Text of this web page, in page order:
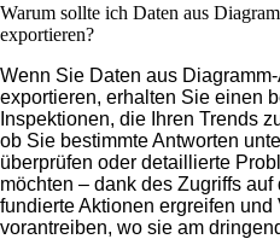
Warum sollte ich Daten aus
exportieren?
Wenn Sie Daten aus
exportieren, erhalten Sie einen
Inspektionen, die Ihren Trends
ob Sie bestimmte Antworten
überprüfen oder detaillierte
möchten – dank des Zugriffs
fundierte Aktionen ergreifen und
vorantreiben, wo sie am